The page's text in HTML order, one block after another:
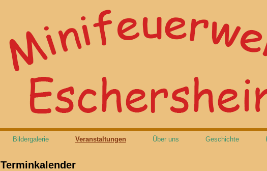
Bildergalerie Veranstaltungen Über uns Geschichte
Terminkalender